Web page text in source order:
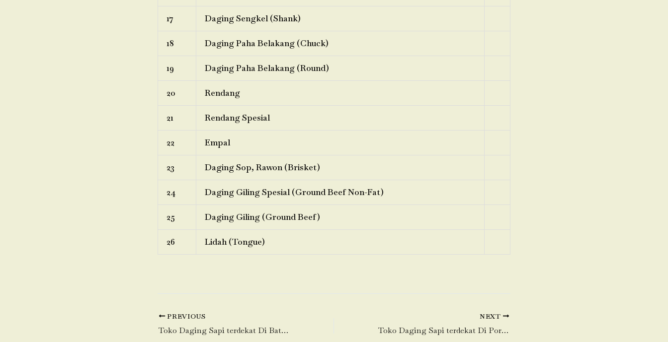
17 Daging Sengkel (Shank)
18 Daging Paha Belakang (Chuck)
19 Daging Paha Belakang (Round)
20 Rendang
21 Rendang Spesial
22 Empal
23 Daging Sop, Rawon (Brisket)
24 Daging Giling Spesial (Ground Beef Non-Fat)
25 Daging Giling (Ground Beef)
26 Lidah (Tongue)
PREVIOUS
Toko Daging Sapi terdekat Di Batusari (Batu Sari)-Batuceper-Tangerang
NEXT
Toko Daging Sapi terdekat Di Poris Plawad Utara-Cipondoh-Tangerang